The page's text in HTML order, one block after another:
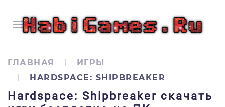
ГЛАВНАЯ
ИГРЫ
HARDSPACE: SHIPBREAKER
Hardspace: Shipbreaker скачать